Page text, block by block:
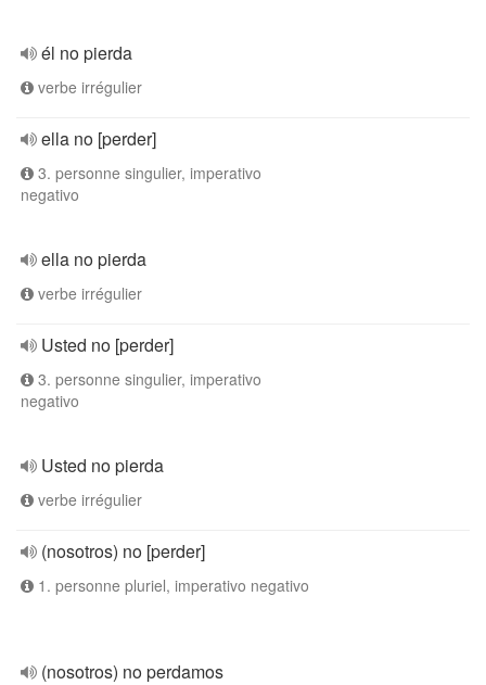
él no pierda
verbe irrégulier
ella no [perder]
3. personne singulier, imperativo
negativo
ella no pierda
verbe irrégulier
Usted no [perder]
3. personne singulier, imperativo
negativo
Usted no pierda
verbe irrégulier
(nosotros) no [perder]
1. personne pluriel, imperativo negativo
(nosotros) no perdamos